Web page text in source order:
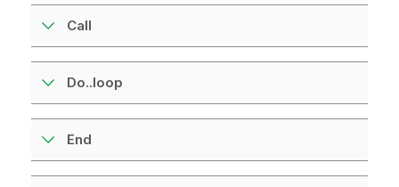
Call
Do..loop
End